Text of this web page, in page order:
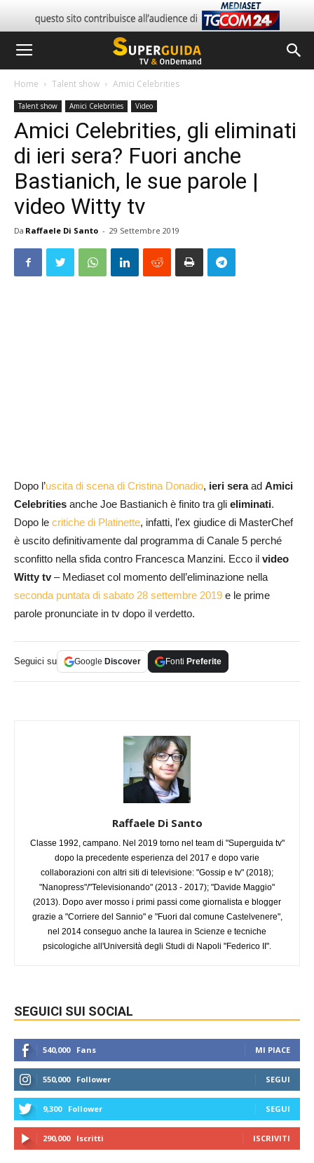
Home Talent show Amici Celebrities
Talent show Amici Celebrities Video
Amici Celebrities, gli eliminati
di ieri sera? Fuori anche
Bastianich, le sue parole |
video Witty tv
Da Raffaele Di Santo - 29 Settembre 2019
Dopo l’uscita di scena di Cristina Donadio, ieri seraad Amici
Celebrities anche Joe Bastianich è finito tra gli eliminati.
Dopo le critiche di Platinette, infatti, l’ex giudice di MasterChef
è uscito definitivamente dal programma di Canale 5 perché
sconfitto nella sfida contro Francesca Manzini. Ecco il video
Witty tv– Mediaset col momento dell’eliminazione nella
seconda puntata di sabato 28 settembre 2019 e le prime
parole pronunciate in tv dopo il verdetto.
Seguici su Google Discover Fonti Preferite
Raffaele Di Santo
Classe 1992, campano. Nel 2019 torno nel team di "Superguida tv"
dopo la precedente esperienza del 2017 e dopo varie
collaborazioni con altri siti di televisione: "Gossip e tv" (2018);
"Nanopress"/"Televisionando" (2013 - 2017); "Davide Maggio"
(2013). Dopo aver mosso i primi passi come giornalista e blogger
grazie a "Corriere del Sannio" e "Fuori dal comune Castelvenere",
nel 2014 conseguo anche la laurea in Scienze e tecniche
psicologiche all'Università degli Studi di Napoli "Federico II".
SEGUICI SUI SOCIAL
540,000 Fans MI PIACE
550,000 Follower SEGUI
9,300 Follower SEGUI
290,000 Iscritti ISCRIVITI